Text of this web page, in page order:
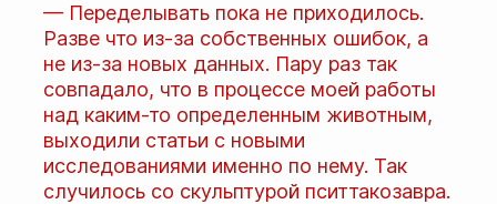
— Переделывать пока не приходилось.
Разве что из-за собственных ошибок, а
не из-за новых данных. Пару раз так
совпадало, что в процессе моей работы
над каким-то определенным животным,
выходили статьи с новыми
исследованиями именно по нему. Так
случилось со скульптурой пситтакозавра.